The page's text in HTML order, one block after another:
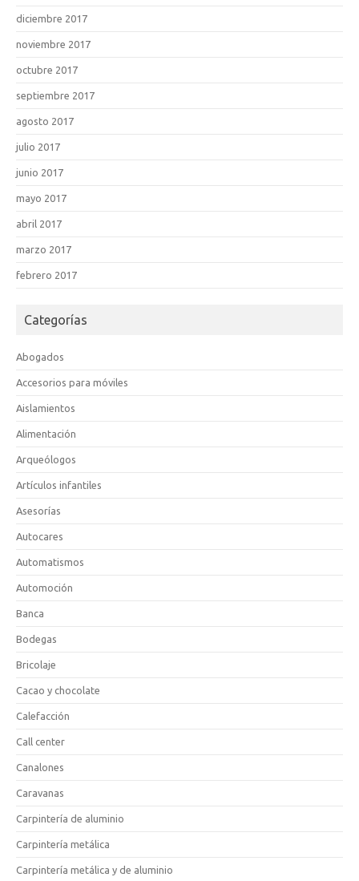
diciembre 2017
noviembre 2017
octubre 2017
septiembre 2017
agosto 2017
julio 2017
junio 2017
mayo 2017
abril 2017
marzo 2017
febrero 2017
Categorías
Abogados
Accesorios para móviles
Aislamientos
Alimentación
Arqueólogos
Artículos infantiles
Asesorías
Autocares
Automatismos
Automoción
Banca
Bodegas
Bricolaje
Cacao y chocolate
Calefacción
Call center
Canalones
Caravanas
Carpintería de aluminio
Carpintería metálica
Carpintería metálica y de aluminio